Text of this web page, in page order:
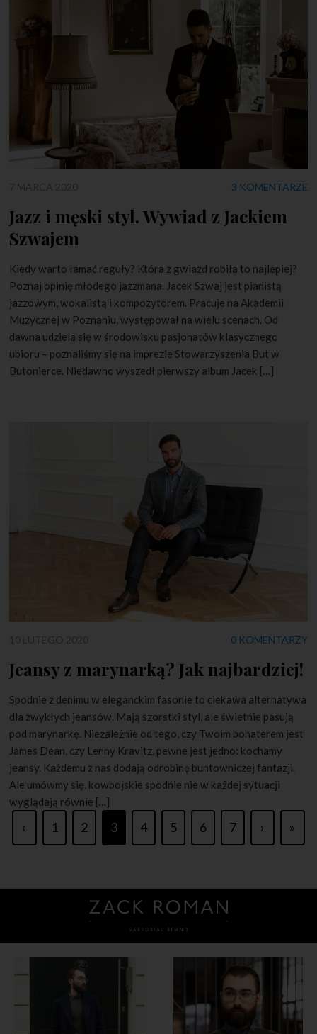
3 KOMENTARZE
Jazz i męski styl. Wywiad z Jackiem
Szwajem
Kiedy warto łamać reguły? Która z gwiazd robiła to najlepiej?
Poznaj opinię młodego jazzmana. Jacek Szwaj jest pianistą
jazzowym, wokalistą i kompozytorem. Pracuje na Akademii
Muzycznej w Poznaniu, występował na wielu scenach. Od
dawna udziela się w środowisku pasjonatów klasycznego
ubioru – poznaliśmy się na imprezie Stowarzyszenia But w
Butonierce. Niedawno wyszedł pierwszy album Jacek […]
0 KOMENTARZY
Jeansy z marynarką? Jak najbardziej!
Spodnie z denimu w eleganckim fasonie to ciekawa alternatywa
dla zwykłych jeansów. Mają szorstki styl, ale świetnie pasują
pod marynarkę. Niezależnie od tego, czy Twoim bohaterem jest
James Dean, czy Lenny Kravitz, pewne jest jedno: kochamy
jeansy. Każdemu z nas dodają odrobinę buntowniczej fantazji.
Ale umówmy się, kowbojskie spodnie nie w każdej sytuacji
wyglądają równie […]
‹ 1 2 3 4 5 6 7 › »